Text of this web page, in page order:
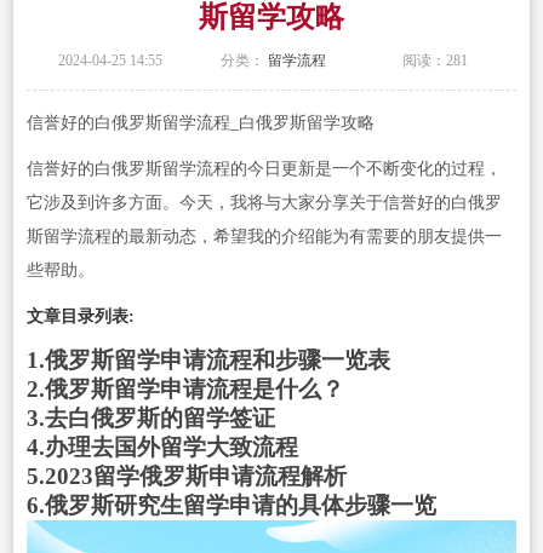
斯留学攻略
2024-04-25 14:55 分类： 留学流程 阅读：281
信誉好的白俄罗斯留学流程_白俄罗斯留学攻略
信誉好的白俄罗斯留学流程的今日更新是一个不断变化的过程，
它涉及到许多方面。今天，我将与大家分享关于信誉好的白俄罗
斯留学流程的最新动态，希望我的介绍能为有需要的朋友提供一
些帮助。
文章目录列表:
1.俄罗斯留学申请流程和步骤一览表
2.俄罗斯留学申请流程是什么？
3.去白俄罗斯的留学签证
4.办理去国外留学大致流程
5.2023留学俄罗斯申请流程解析
6.俄罗斯研究生留学申请的具体步骤一览